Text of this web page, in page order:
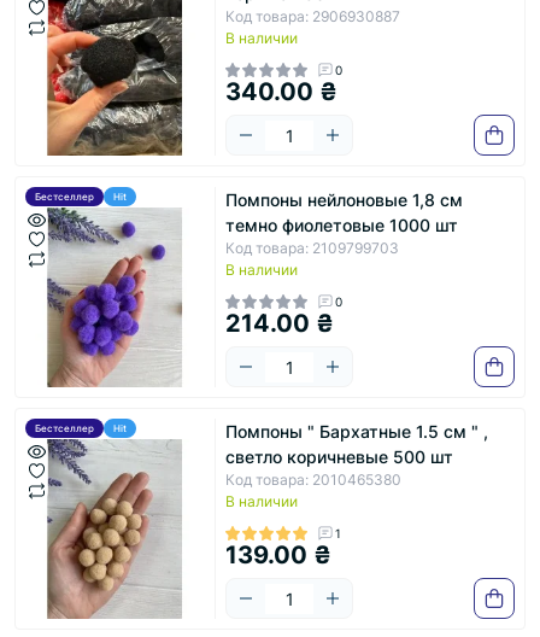
Код товара: 2906930887
В наличии
0
340.00 ₴
Бестселлер Hit
Помпоны нейлоновые 1,8 см
темно фиолетовые 1000 шт
Код товара: 2109799703
В наличии
0
214.00 ₴
Бестселлер Hit
Помпоны " Бархатные 1.5 см " ,
светло коричневые 500 шт
Код товара: 2010465380
В наличии
1
139.00 ₴